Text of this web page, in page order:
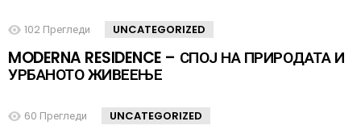
102 Прегледи UNCATEGORIZED
MODERNA RESIDENCE – СПОЈ НА ПРИРОДАТА И
УРБАНОТО ЖИВЕЕЊЕ
60 Прегледи UNCATEGORIZED